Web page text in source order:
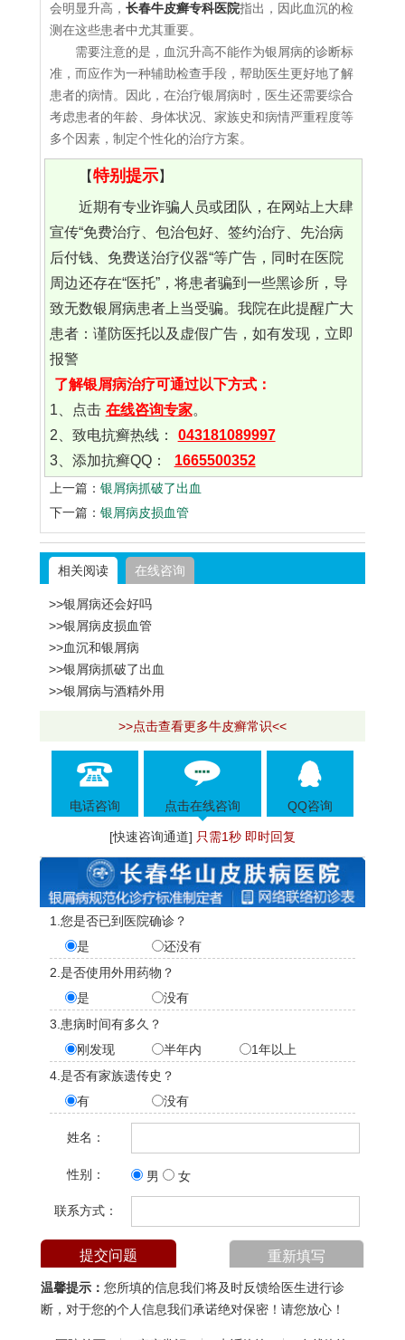
会明显升高， 长春牛皮癣专科医院指出，因此血沉的检
测在这些患者中尤其重要。
需要注意的是，血沉升高不能作为银屑病的诊断标
准，而应作为一种辅助检查手段，帮助医生更好地了解
患者的病情。因此，在治疗银屑病时，医生还需要综合
考虑患者的年龄、身体状况、家族史和病情严重程度等
多个因素，制定个性化的治疗方案。
【特别提示】
近期有专业诈骗人员或团队，在网站上大肆
宣传“免费治疗、包治包好、签约治疗、先治病
后付钱、免费送治疗仪器“等广告，同时在医院
周边还存在“医托”，将患者骗到一些黑诊所，导
致无数银屑病患者上当受骗。我院在此提醒广大
患者：谨防医托以及虚假广告，如有发现，立即
报警
了解银屑病治疗可通过以下方式：
1、点击 在线咨询专家。
2、致电抗癣热线：
043181089997
3、添加抗癣QQ：
1665500352
上一篇： 银屑病抓破了出血
下一篇： 银屑病皮损血管
相关阅读 在线咨询
>>银屑病还会好吗
>>银屑病皮损血管
>>血沉和银屑病
>>银屑病抓破了出血
>>银屑病与酒精外用
>>点击查看更多牛皮癣常识<<
电话咨询 点击在线咨询 QQ咨询
[快速咨询通道] 只需1秒 即时回复
1.您是否已到医院确诊？
是
还没有
2.是否使用外用药物？
是
没有
3.患病时间有多久？
刚发现
半年内
1年以上
4.是否有家族遗传史？
有
没有
姓名：
性别： 男 女
联系方式：
温馨提示： 您所填的信息我们将及时反馈给医生进行诊
断，对于您的个人信息我们承诺绝对保密！请您放心！